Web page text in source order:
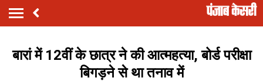
बारां में 12वीं के छात्र ने की आत्महत्या, बोर्ड परीक्षा
बिगड़ने से था तनाव में